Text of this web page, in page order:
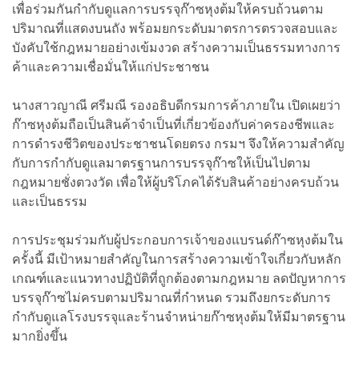
เพื่อร่วมกันกำกับดูแลการบรรจุก๊าซหุงต้มให้ครบถ้วนตาม
ปริมาณที่แสดงบนถัง พร้อมยกระดับมาตรการตรวจสอบและ
บังคับใช้กฎหมายอย่างเข้มงวด สร้างความเป็นธรรมทางการ
ค้าและความเชื่อมั่นให้แก่ประชาชน
นางสาวญาณี ศรีมณี รองอธิบดีกรมการค้าภายใน เปิดเผยว่า
ก๊าซหุงต้มถือเป็นสินค้าจำเป็นที่เกี่ยวข้องกับค่าครองชีพและ
การดำรงชีวิตของประชาชนโดยตรง กรมฯ จึงให้ความสำคัญ
กับการกำกับดูแลมาตรฐานการบรรจุก๊าซให้เป็นไปตาม
กฎหมายชั่งตวงวัด เพื่อให้ผู้บริโภคได้รับสินค้าอย่างครบถ้วน
และเป็นธรรม
การประชุมร่วมกับผู้ประกอบการเจ้าของแบรนด์ก๊าซหุงต้มใน
ครั้งนี้ มีเป้าหมายสำคัญในการสร้างความเข้าใจเกี่ยวกับหลัก
เกณฑ์และแนวทางปฏิบัติที่ถูกต้องตามกฎหมาย ลดปัญหาการ
บรรจุก๊าซไม่ครบตามปริมาณที่กำหนด รวมถึงยกระดับการ
กำกับดูแลโรงบรรจุและร้านจำหน่ายก๊าซหุงต้มให้มีมาตรฐาน
มากยิ่งขึ้น